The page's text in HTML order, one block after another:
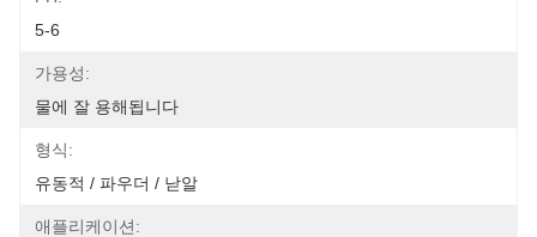
5-6
가용성:
물에 잘 용해됩니다
형식:
유동적 / 파우더 / 낟알
애플리케이션: